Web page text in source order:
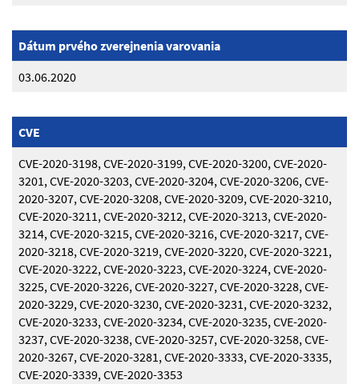
Dátum prvého zverejnenia varovania
03.06.2020
CVE
CVE-2020-3198, CVE-2020-3199, CVE-2020-3200, CVE-2020-
3201, CVE-2020-3203, CVE-2020-3204, CVE-2020-3206, CVE-
2020-3207, CVE-2020-3208, CVE-2020-3209, CVE-2020-3210,
CVE-2020-3211, CVE-2020-3212, CVE-2020-3213, CVE-2020-
3214, CVE-2020-3215, CVE-2020-3216, CVE-2020-3217, CVE-
2020-3218, CVE-2020-3219, CVE-2020-3220, CVE-2020-3221,
CVE-2020-3222, CVE-2020-3223, CVE-2020-3224, CVE-2020-
3225, CVE-2020-3226, CVE-2020-3227, CVE-2020-3228, CVE-
2020-3229, CVE-2020-3230, CVE-2020-3231, CVE-2020-3232,
CVE-2020-3233, CVE-2020-3234, CVE-2020-3235, CVE-2020-
3237, CVE-2020-3238, CVE-2020-3257, CVE-2020-3258, CVE-
2020-3267, CVE-2020-3281, CVE-2020-3333, CVE-2020-3335,
CVE-2020-3339, CVE-2020-3353